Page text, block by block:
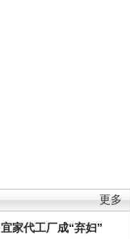
更多
宜家代工厂成“弃妇”